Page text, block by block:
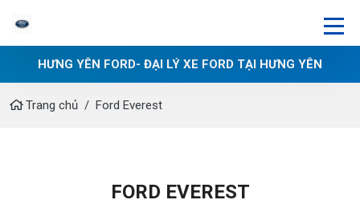
HƯNG YÊN FORD- ĐẠI LÝ XE FORD TẠI HƯNG YÊN
Trang chủ Ford Everest
FORD EVEREST